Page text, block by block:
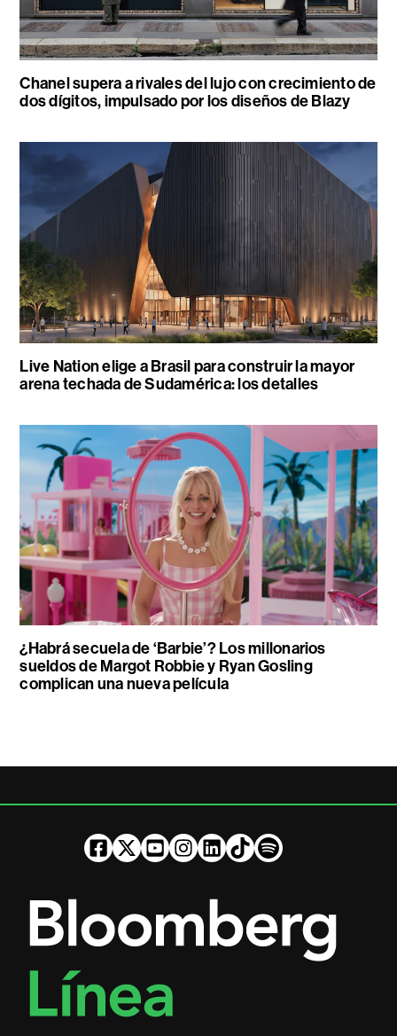
Chanel supera a rivales del lujo con crecimiento de
dos dígitos, impulsado por los diseños de Blazy
Live Nation elige a Brasil para construir la mayor
arena techada de Sudamérica: los detalles
¿Habrá secuela de ‘Barbie’? Los millonarios
sueldos de Margot Robbie y Ryan Gosling
complican una nueva película